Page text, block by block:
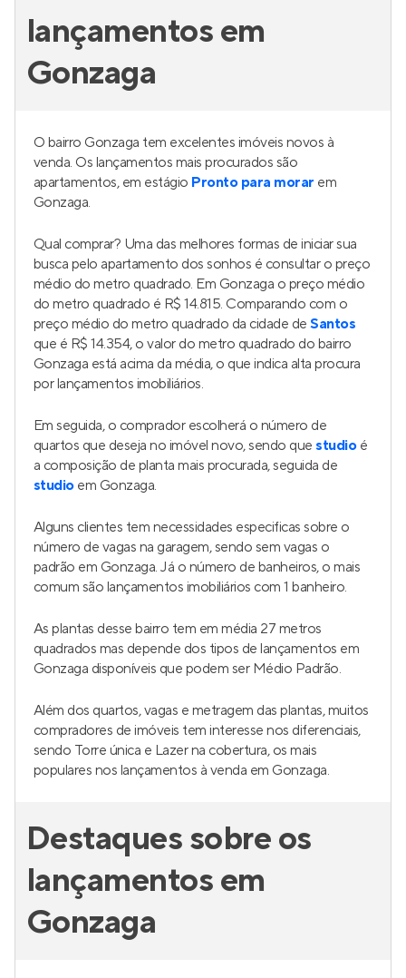
lançamentos em
Gonzaga
O bairro Gonzaga tem excelentes imóveis novos à
venda. Os lançamentos mais procurados são
apartamentos, em estágio Pronto para morar em
Gonzaga.
Qual comprar? Uma das melhores formas de iniciar sua
busca pelo apartamento dos sonhos é consultar o preço
médio do metro quadrado. Em Gonzaga o preço médio
do metro quadrado é R$ 14.815. Comparando com o
preço médio do metro quadrado da cidade deSantos
que é R$ 14.354, o valor do metro quadrado do bairro
Gonzaga está acima da média, o que indica alta procura
por lançamentos imobiliários.
Em seguida, o comprador escolherá o número de
quartos que deseja no imóvel novo, sendo questudioé
a composição de planta mais procurada, seguida de
studio em Gonzaga.
Alguns clientes tem necessidades especificas sobre o
número de vagas na garagem, sendo sem vagas o
padrão em Gonzaga. Já o número de banheiros, o mais
comum são lançamentos imobiliários com 1 banheiro.
As plantas desse bairro tem em média 27 metros
quadrados mas depende dos tipos de lançamentos em
Gonzaga disponíveis que podem ser Médio Padrão.
Além dos quartos, vagas e metragem das plantas, muitos
compradores de imóveis tem interesse nos diferenciais,
sendo Torre única e Lazer na cobertura, os mais
populares nos lançamentos à venda em Gonzaga.
Destaques sobre os
lançamentos em
Gonzaga